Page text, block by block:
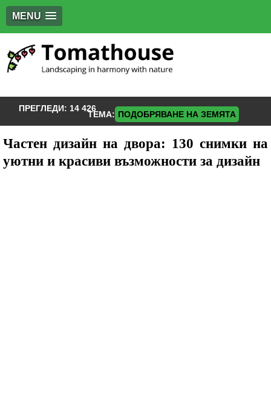
MENU
ПРЕГЛЕДИ: 14 426
ТЕМА: ПОДОБРЯВАНЕ НА ЗЕМЯТА
Частен дизайн на двора: 130 снимки на
уютни и красиви възможности за дизайн